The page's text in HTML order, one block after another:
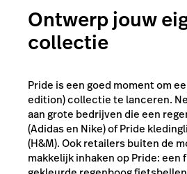
Ontwerp jouw
collectie
Pride is een goed moment om
edition) collectie te lanceren.
aan grote bedrijven die een
(Adidas en Nike) of Pride
(H&M). Ook retailers buiten de
makkelijk inhaken op Pride: een